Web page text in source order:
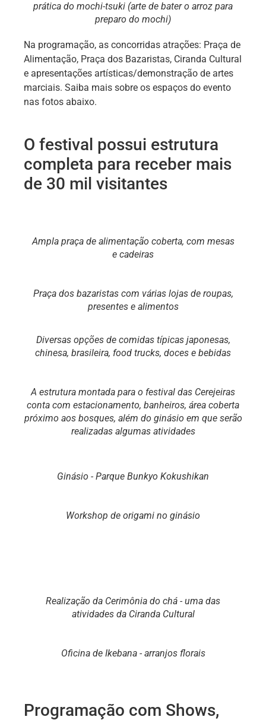
prática do mochi-tsuki (arte de bater o arroz para
preparo do mochi)
Na programação, as concorridas atrações: Praça de
Alimentação, Praça dos Bazaristas, Ciranda Cultural
e apresentações artísticas/demonstração de artes
marciais. Saiba mais sobre os espaços do evento
nas fotos abaixo.
O festival possui estrutura
completa para receber mais
de 30 mil visitantes
Ampla praça de alimentação coberta, com mesas
e cadeiras
Praça dos bazaristas com várias lojas de roupas,
presentes e alimentos
Diversas opções de comidas típicas japonesas,
chinesa, brasileira, food trucks, doces e bebidas
A estrutura montada para o festival das Cerejeiras
conta com estacionamento, banheiros, área coberta
próximo aos bosques, além do ginásio em que serão
realizadas algumas atividades
Ginásio - Parque Bunkyo Kokushikan
Workshop de origami no ginásio
Realização da Cerimônia do chá - uma das
atividades da Ciranda Cultural
Oficina de Ikebana - arranjos florais
Programação com Shows,